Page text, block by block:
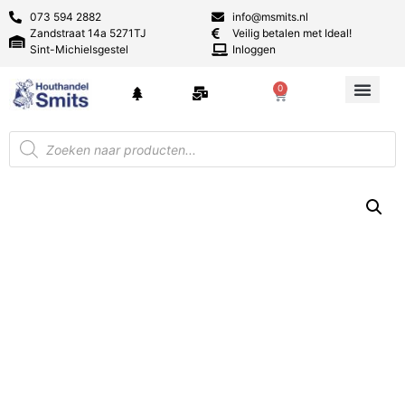
073 594 2882
Zandstraat 14a 5271TJ
Sint-Michielsgestel
info@msmits.nl
Veilig betalen met Ideal!
Inloggen
0